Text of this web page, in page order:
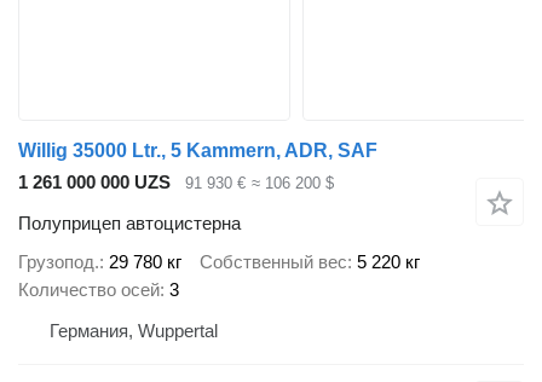
Willig 35000 Ltr., 5 Kammern, ADR, SAF
1 261 000 000 UZS
91 930 € ≈ 106 200 $
Полуприцеп автоцистерна
Грузопод. 29 780 кг Собственный вес 5 220 кг
Количество осей 3
Германия, Wuppertal